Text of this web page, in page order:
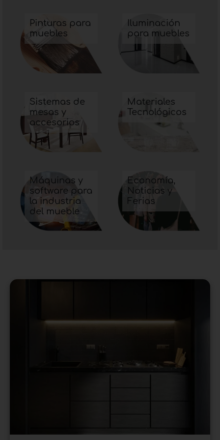
iluminación de muebles e interiorismo que
destacan por sus notables cualidades
lumínicas y excelentes prestaciones.
Pinturas para
muebles
Iluminación
para muebles
Sistemas de
mesas y
accesorios
Materiales
Tecnológicos
Máquinas y
software para
la industria
del mueble
Economía,
Noticias y
Ferias